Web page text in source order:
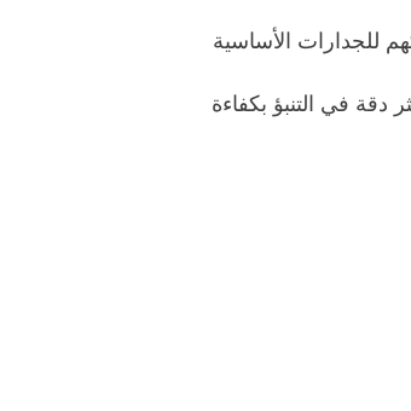
للجدارات الأساسية
في التنبؤ بكفاءة